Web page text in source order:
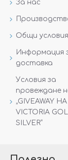
За нас
Общи условия
Информация
доставка
Условия за
провеждане
„GIVEAWAY НА
VICTORIA
SILVER“